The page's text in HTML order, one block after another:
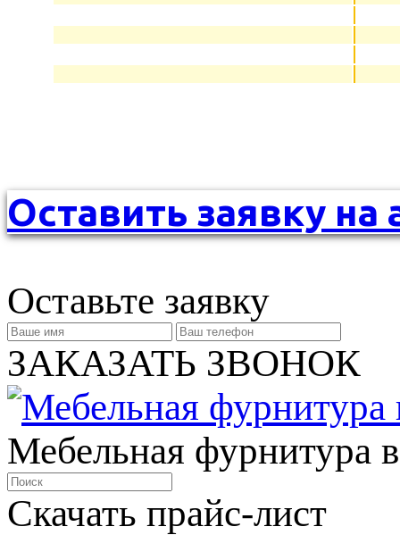
Оставить заявку на
Оставьте заявку
ЗАКАЗАТЬ ЗВОНОК
Мебельная фурнитура
Скачать прайс-лист